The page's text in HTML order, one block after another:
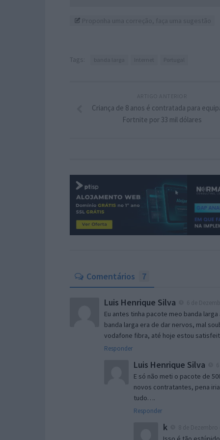
Tags:
Criança de 8 anos é contratada para
Fortnite por 33 mil dólares
Comentários 7
Luis Henrique Silva
Eu antes tinha pacote meo banda
banda larga era de dar nervos, mal
vodafone fibra, até hoje estou
Responder
Luis Henrique Silva
E só não meti o pacote de
novos contratantes, pena
tudo….
Responder
k